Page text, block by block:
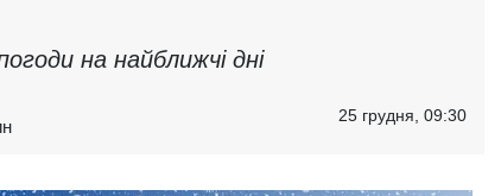
на найближчі дні
25 грудня, 09:30